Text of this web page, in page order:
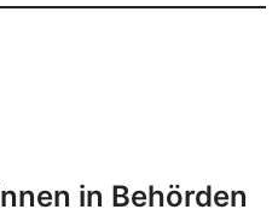
in Behörden